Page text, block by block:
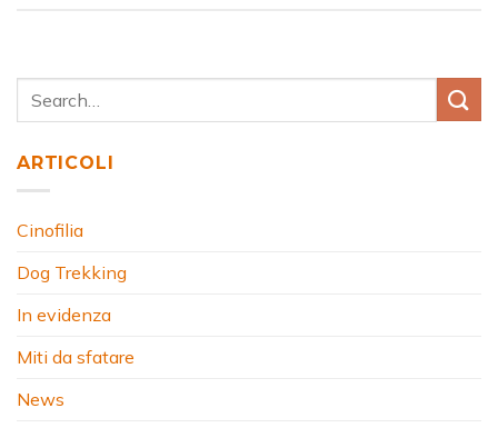
ARTICOLI
Cinofilia
Dog Trekking
In evidenza
Miti da sfatare
News